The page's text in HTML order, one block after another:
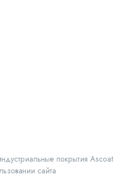
покрытия Ascoat
сайта